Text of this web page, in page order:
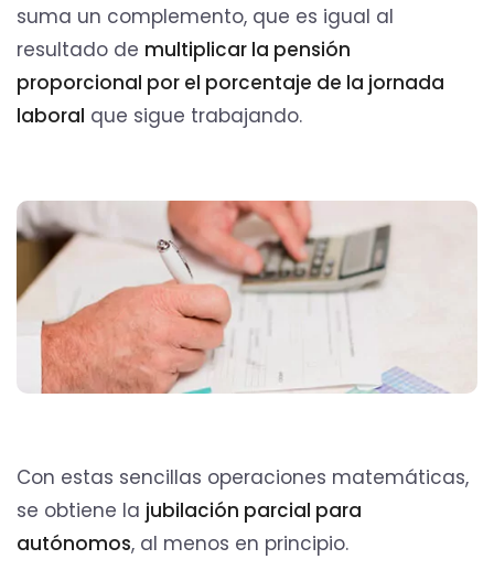
suma un complemento, que es igual al
resultado de multiplicar la pensión
proporcional por el porcentaje de la jornada
laboral que sigue trabajando.
Con estas sencillas operaciones matemáticas,
se obtiene la jubilación parcial para
autónomos, al menos en principio.